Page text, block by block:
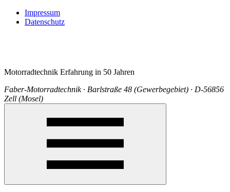
Impressum
Datenschutz
Motorradtechnik Erfahrung in 50 Jahren
Faber-Motorradtechnik · Barlstraße 48 (Gewerbegebiet) · D-56856
Zell (Mosel)